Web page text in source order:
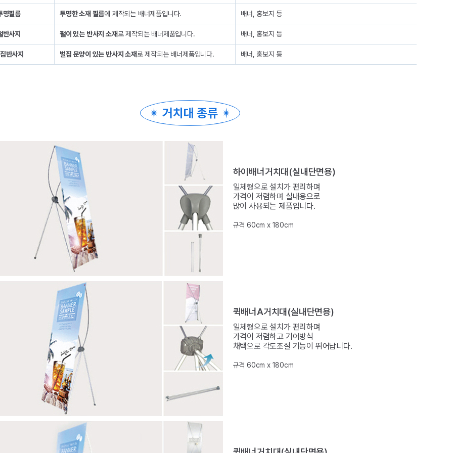
명필름 투명한 소재 필름에 제작되는 배너제품입니다. 배너, 홍보지 등
반사지 펄이 있는 반사지 소재로 제작되는 배너제품입니다. 배너, 홍보지 등
반사지 벌집 문양이 있는 반사지 소재로 제작되는 배너제품입니다. 배너, 홍보지 등
거치대 종류
하이배너거치대(실내단면용)
일체형으로 설치가 편리하며
가격이 저렴하며 실내용으로
많이 사용되는 제품입니다.
규격 60cm x 180cm
퀵배너A거치대(실내단면용)
일체형으로 설치가 편리하며
가격이 저렴하고 기어방식
채택으로 각도조절 기능이 뛰어납니다.
규격 60cm x 180cm